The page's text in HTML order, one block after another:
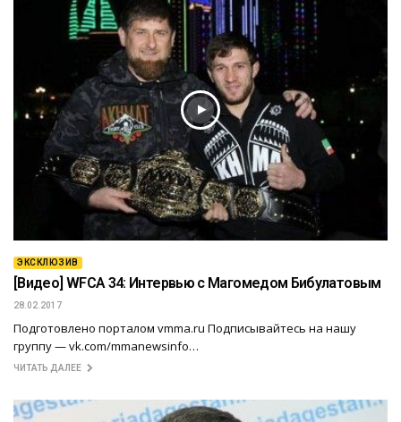
ЭКСКЛЮЗИВ
[Видео] WFCA 34: Интервью с Магомедом Бибулатовым
28.02.2017
Подготовлено порталом vmma.ru Подписывайтесь на нашу
группу — vk.com/mmanewsinfo…
ЧИТАТЬ ДАЛЕЕ